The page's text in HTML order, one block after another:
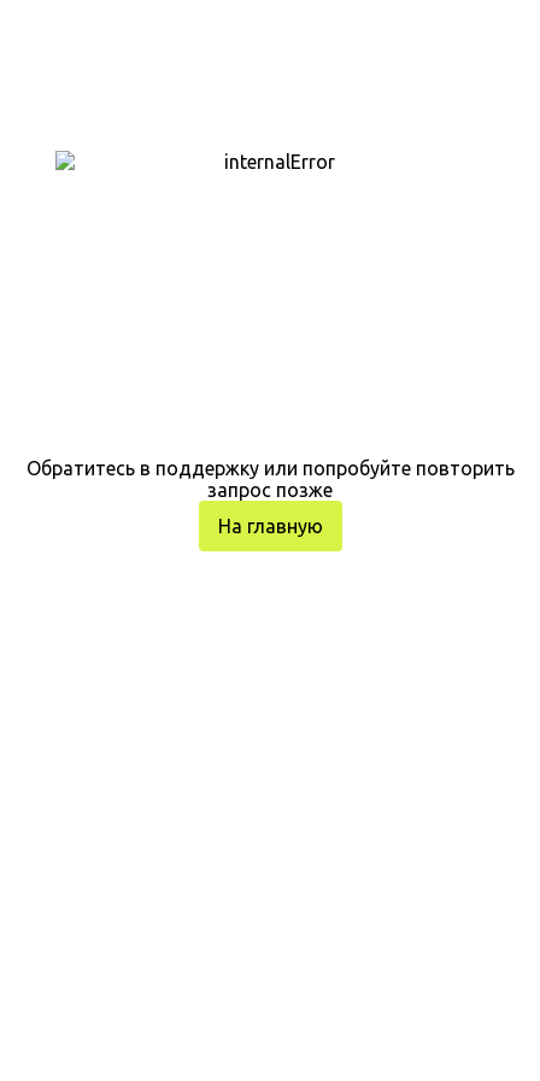
Обратитесь в поддержку или попробуйте повторить
запрос позже
На главную